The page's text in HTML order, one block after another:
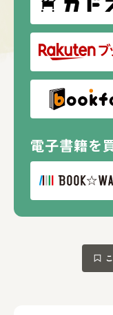
電子書籍を